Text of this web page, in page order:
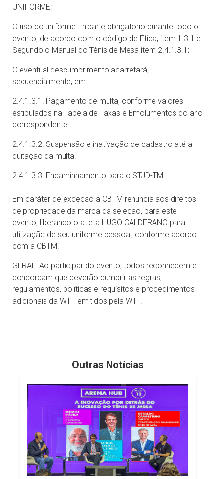
UNIFORME:
O uso do uniforme Thibar é obrigatório durante todo o
evento, de acordo com o código de Ética, item 1.3.1 e
Segundo o Manual do Tênis de Mesa item 2.4.1.3.1;
O eventual descumprimento acarretará,
sequencialmente, em:
2.4.1.3.1. Pagamento de multa, conforme valores
estipulados na Tabela de Taxas e Emolumentos do ano
correspondente.
2.4.1.3.2. Suspensão e inativação de cadastro até a
quitação da multa.
2.4.1.3.3. Encaminhamento para o STJD-TM.
Em caráter de exceção a CBTM renuncia aos direitos
de propriedade da marca da seleção, para este
evento, liberando o atleta HUGO CALDERANO para
utilização de seu uniforme pessoal, conforme acordo
com a CBTM.
GERAL: Ao participar do evento, todos reconhecem e
concordam que deverão cumprir as regras,
regulamentos, políticas e requisitos e procedimentos
adicionais da WTT emitidos pela WTT.
Outras Notícias